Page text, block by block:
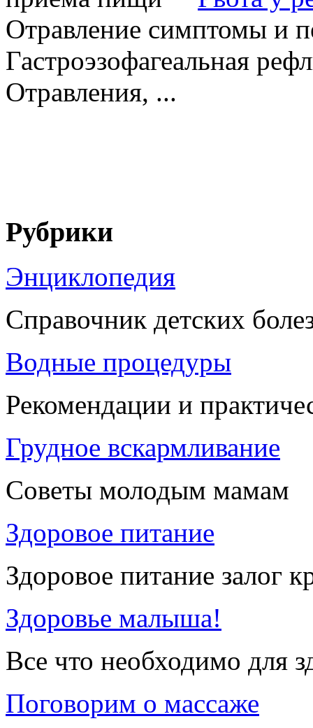
Отравление симптомы и
Гастроэзофагеальная
Отравления, ...
Рубрики
Энциклопедия
Справочник детских
Водные процедуры
Рекомендации и
Грудное вскармливание
Советы молодым мамам
Здоровое питание
Здоровое питание залог
Здоровье малыша!
Все что необходимо для
Поговорим о массаже